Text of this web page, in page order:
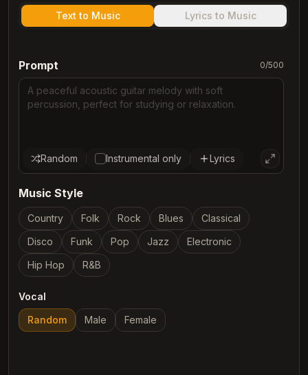
Text to Music Lyrics to Music
Prompt 0/500
Random Instrumental only Lyrics
Music Style
Country Folk Rock Blues
Classical
Disco
Funk Pop Jazz
Electronic
Hip Hop
R&B
Vocal
Random
Male Female